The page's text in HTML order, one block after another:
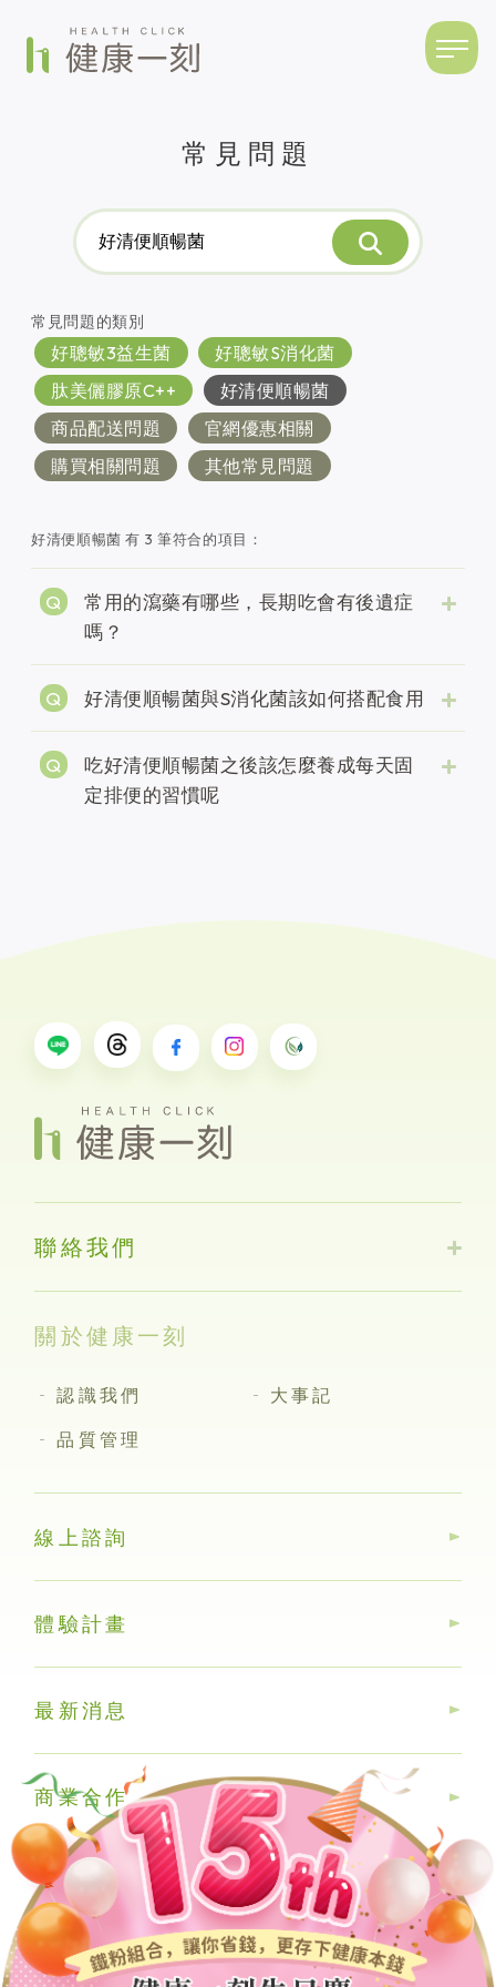
常見問題
常見問題的類別
好聰敏3益生菌
好聰敏S消化菌
肽美儷膠原C++
好清便順暢菌
商品配送問題
官網優惠相關
購買相關問題
其他常見問題
好清便順暢菌 有 3 筆符合的項目：
常用的瀉藥有哪些，長期吃會有後遺症
嗎？
好清便順暢菌與S消化菌該如何搭配食用
吃好清便順暢菌之後該怎麼養成每天固
定排便的習慣呢
聯絡我們
關於健康一刻
認識我們
大事記
品質管理
線上諮詢
體驗計畫
最新消息
商業合作
Copyright © 2012-2023 健康一刻股份有限公司 All rights
reserved.
隱私權聲明 法律聲明